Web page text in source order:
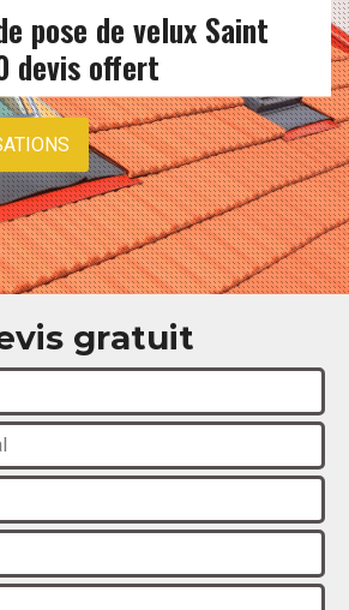
pose de velux Saint
devis offert
gratuit